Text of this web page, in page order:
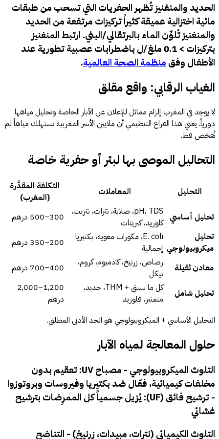
الحديد والمنغنيز تُظهر الحفريات التي تسحب من طبقات
مائية اختزالية عميقة كثيراً تركيزات مرتفعة من الحديد
والمنغنيز تُلوِّن الماء بالبرتقالي/البني. ارتبط المنغنيز
بتركيزات > 0.1 ملغ/ل باضطرابات عصبية تطورية عند
الأطفال وفق منظمة الصحة العالمية.
الغياب الرقابي: واقع مقلق
لا يوجد في المغرب إلزام مماثل للإعلان عن الآبار الخاصة وتحليل مياهها
دورياً. يعني هذا الفراغ التنظيمي أن ملايين الأسر المغربية تستهلك مياهاً لم
تُفحَص قط.
التحاليل الموصى بها لبئر أو حفرية خاصة
التحليل المعاملات
التكلفة المقدَّرة
(المغرب)
تحليل أساسي
pH، TDS، صلابة، نترات، نتريت،
كلوريد، كبريتات
300–500 درهم
تحليل
ميكروبيولوجي
E. coli، مكورات معوية، بكتيريا
إجمالية
200–350 درهم
معادن ثقيلة
رصاص، زرنيخ، كادميوم، كروم،
نيكل
400–700 درهم
تحليل شامل
كل ما سبق + THM، حديد،
منغنيز، فلوريد
1,200–2,000
درهم
التحليل الأساسي + الميكروبيولوجي هو الحد الأدنى المطلق.
حلول المعالجة لمياه الآبار
التلوث الميكروبيولوجي - مصباح UV
: تعقيم بدون
مخلفات كيميائية، فعّال ضد بكتيريا وفيروسات وبروتوزوا
-ترشيح فائق (UF)
: يُزيل جسمياً كل الممرِضات بترشيح
غشائي
التلوث الكيميائي (نترات، مبيدات، زرنيخ) - التناضح